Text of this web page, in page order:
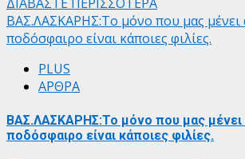
ΔΙΑΒΑΣΤΕ ΠΕΡΙΣΣΟΤΕΡΑ
ΒΑΣ.ΛΑΣΚΑΡΗΣ:Το μόνο που μας μένει
ποδόσφαιρο είναι κάποιες φιλίες.
PLUS
ΑΡΘΡΑ
ΒΑΣ.ΛΑΣΚΑΡΗΣ:Το μόνο που μας μένει
ποδόσφαιρο είναι κάποιες φιλίες.